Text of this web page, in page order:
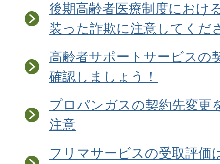
後期高齢者医療制度におけ
装った詐欺に注意してくだ
高齢者サポートサービスの
確認しましょう！
プロパンガスの契約先変更
注意
フリマサービスの受取評価